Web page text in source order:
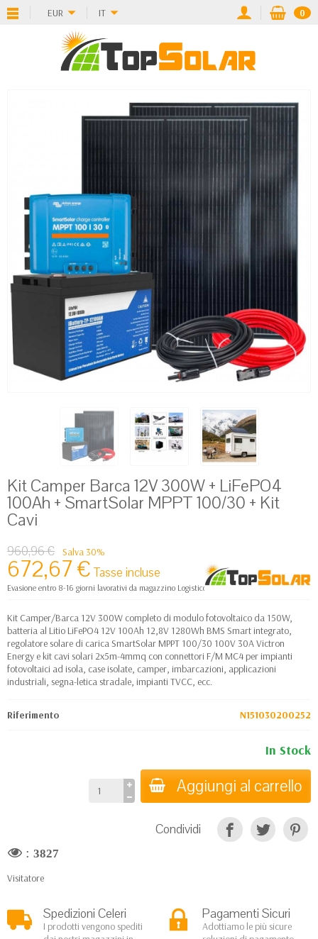
EUR IT 0
Kit Camper Barca 12V 300W + LiFePO4
100Ah + SmartSolar MPPT 100/30 + Kit
Cavi
960,96 € Salva 30%
672,67 € Tasse incluse
Evasione entro 8-16 giorni lavorativi da magazzino Logistico Europa
Kit Camper/Barca 12V 300W completo di modulo fotovoltaico da 150W,
batteria al Litio LiFePO4 12V 100Ah 12,8V 1280Wh BMS Smart integrato,
regolatore solare di carica SmartSolar MPPT 100/30 100V 30A Victron
Energy e kit cavi solari 2x5m-4mmq con connettori F/M MC4 per impianti
fotovoltaici ad isola, case isolate, camper, imbarcazioni, applicazioni
industriali, segna-letica stradale, impianti TVCC, ecc.
Riferimento N151030200252
In Stock
Aggiungi al carrello
Condividi
: 3827
Visitatore
Spedizioni Celeri
I prodotti vengono spediti
Pagamenti Sicuri
Adottiamo le più sicure